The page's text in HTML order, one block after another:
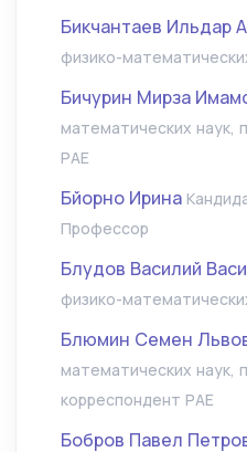
Бикчантаев Ильдар
физико-
Бичурин Мирза
математических наук,
РАЕ
Бйорно Ирина
Профессор
Блудов Василий
физико-
Блюмин Семен
математических наук,
корреспондент РАЕ
Бобров Павел